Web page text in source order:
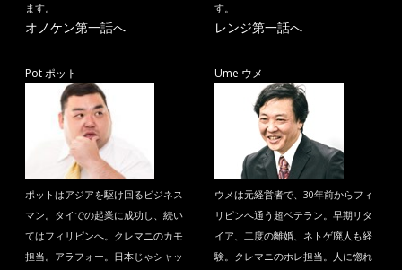
ます。
オノケン第一話へ
す。
レンジ第一話へ
Pot ポット
ポットはアジアを駆け回るビジネス
マン。タイでの起業に成功し、続い
てはフィリピンへ。クレマニのカモ
担当。アラフォー。日本じゃシャッ
Ume ウメ
ウメは元経営者で、30年前からフィ
リピンへ通う超ベテラン。早期リタ
イア、二度の離婚、ネトゲ廃人も経
験。クレマニのホレ担当。人に惚れ